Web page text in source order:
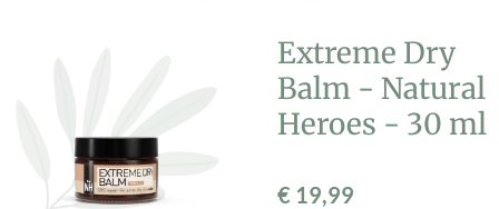
Extreme Dry
Balm - Natural
Heroes - 30 ml
€ 19,99